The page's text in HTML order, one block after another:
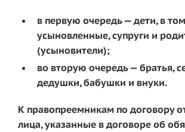
в первую очередь — дети, в
усыновленные, супруги и
(усыновители);
во вторую очередь — братья,
дедушки, бабушки и внуки.
К правопреемникам по договору
лица, указанные в договоре об